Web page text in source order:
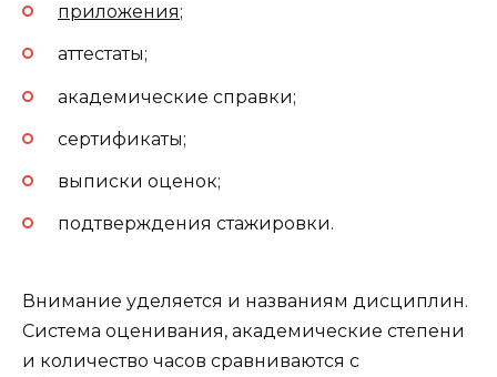
приложения;
аттестаты;
академические справки;
сертификаты;
выписки оценок;
подтверждения стажировки.
Внимание уделяется и названиям дисциплин.
Система оценивания, академические степени
и количество часов сравниваются с